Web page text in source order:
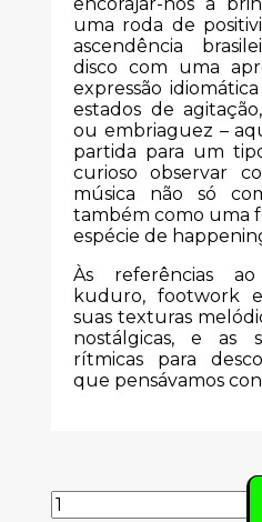
uma roda de
ascendência
disco com uma
expressão
estados de
ou embriaguez –
partida para um
curioso observar
música não só
também como uma
espécie de
Às referências
kuduro, footwork
suas texturas
nostálgicas, e as
rítmicas para
que pensávamos